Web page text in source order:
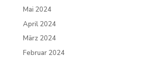
Mai 2024
April 2024
März 2024
Februar 2024